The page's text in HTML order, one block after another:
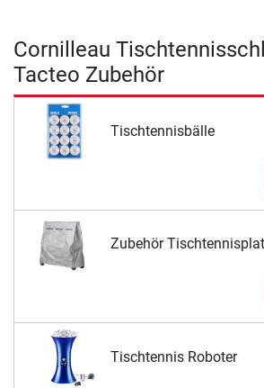
Cornilleau
Tacteo Zubehör
Tischtennisbälle
Zubehör
Tischtennis Roboter